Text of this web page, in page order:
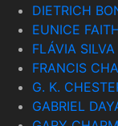
DIETRICH
EUNICE
FLÁVIA SILVA
FRANCIS
G. K.
GABRIEL